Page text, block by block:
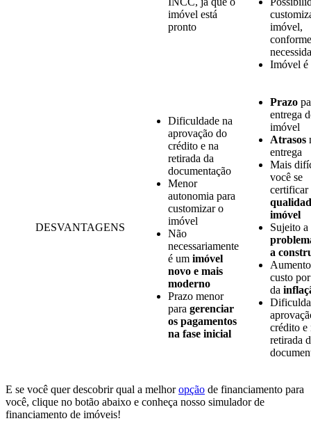
imóvel está
pronto
imóvel,
Imóvel é
DESVANTAGENS
Dificuldade na
aprovação do
crédito e na
retirada da
documentação
Menor
autonomia para
customizar o
imóvel
Não
necessariamente
é um imóvel
novo e mais
moderno
Prazo menor
para gerenciar
os pagamentos
na fase inicial
Prazo
entrega
imóvel
Atrasos
entrega
Mais
você se
certificar
imóvel
Sujeito a
a
custo
da
crédito e
retirada
E se você quer descobrir qual a melhoropção de financiamento para
você, clique no botão abaixo e conheça nosso simulador de
financiamento de imóveis!